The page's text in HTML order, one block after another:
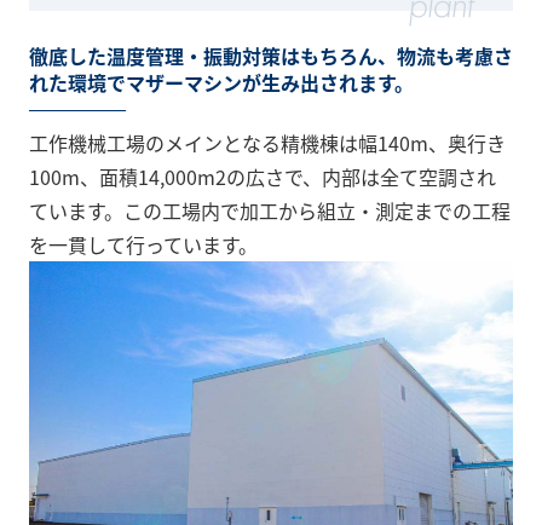
徹底した温度管理・振動対策はもちろん、物流も考慮さ
れた環境でマザーマシンが生み出されます。
工作機械工場のメインとなる精機棟は幅140m、奥行き
100m、面積14,000m2の広さで、内部は全て空調され
ています。この工場内で加工から組立・測定までの工程
を一貫して行っています。